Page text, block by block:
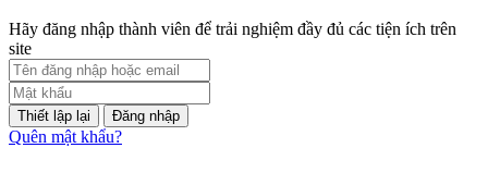
Hãy đăng nhập thành viên để trải nghiệm đầy đủ các tiện ích trên
site
Đăng nhập
Quên mật khẩu?